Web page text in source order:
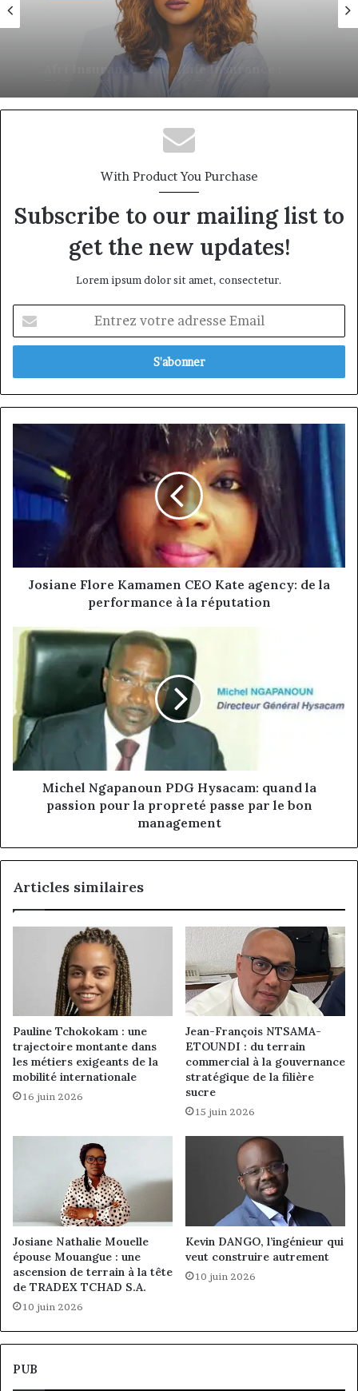
Eva Mballa, la journaliste-entrepreneure
qui veut donner aux médias africains une
nouvelle saison
With Product You Purchase
Subscribe to our mailing list to
get the new updates!
Lorem ipsum dolor sit amet, consectetur.
votre
adresse
Flore
Kamamen
Kate
performance
Josiane Flore Kamamen CEO Kate agency: de la
performance à la réputation
Michel
Ngapanoun
Hysacam:
quand
la
passion
pour
la
propreté
bon
Michel Ngapanoun PDG Hysacam: quand la
passion pour la propreté passe par le bon
management
Articles similaires
Pauline Tchokokam : une
trajectoire montante dans
les métiers exigeants de la
mobilité internationale
16 juin 2026
Jean-François NTSAMA-
ETOUNDI : du terrain
commercial à la gouvernance
stratégique de la filière
sucre
15 juin 2026
Josiane Nathalie Mouelle
épouse Mouangue : une
ascension de terrain à la tête
de TRADEX TCHAD S.A.
10 juin 2026
Kevin DANGO, l’ingénieur qui
veut construire autrement
10 juin 2026
PUB